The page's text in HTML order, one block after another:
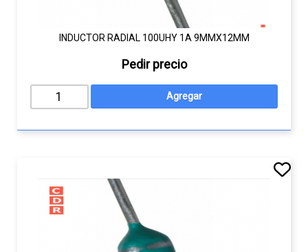
INDUCTOR RADIAL 100UHY 1A 9MMX12MM
Pedir precio